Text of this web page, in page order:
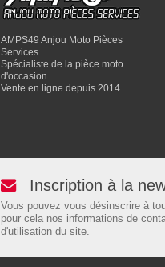
AMPS49 Anjou Moto Pièces
Services
Spécialiste de la pièce moto
d'occasion
Vente en ligne depuis 2014
Inscription à la
Vous pouvez vous désinscrire à
pour cela nos informations de
d'utilisation du site.